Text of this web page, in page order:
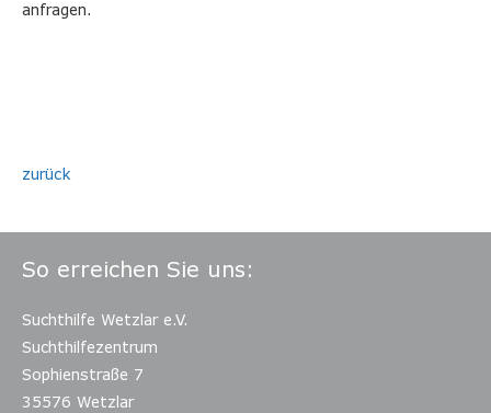
anfragen.
zurück
So erreichen Sie uns:
Suchthilfe Wetzlar e.V.
Suchthilfezentrum
Sophienstraße 7
35576 Wetzlar